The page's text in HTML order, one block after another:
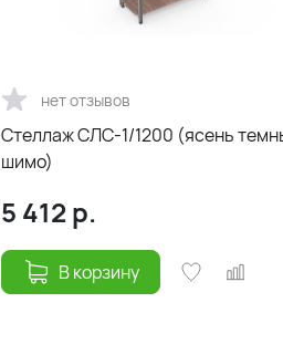
нет отзывов
Стеллаж СЛС-1/1200 (ясень
шимо)
5 412 р.
В корзину